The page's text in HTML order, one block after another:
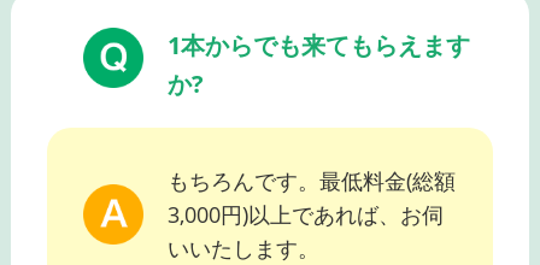
1本からでも来てもらえます
か?
もちろんです。最低料金(総額
3,000円)以上であれば、お伺
いいたします。